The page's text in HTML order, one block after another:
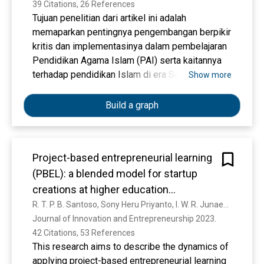
39 Citations, 26 References
Tujuan penelitian dari artikel ini adalah
memaparkan pentingnya pengembangan berpikir
kritis dan implementasinya dalam pembelajaran
Pendidikan Agama Islam (PAI) serta kaitannya
terhadap pendidikan Islam di era Society 5.0
kritis yang digunakan adalah teori belajar
Taksonomi Bloom. Pendekatan penelitian
menggunakan penelitian kepustakaan (library
analysis). Sumber data berasal dari jurnal
maupun buku dalam bidang pendidikan Islam
dan pengembangan berpikir kritis menggunakan
konsep taksonomi bloom. Pengumpulan data
dilakukan dengan cara mengumpulkan reverensi
terkait, baik secara manual maupun secara
digital. Setelah data tersebut terkumpul
kemudian dilakukan display, reduksi dan
Show more
Build a graph
Project-based entrepreneurial learning
(PBEL): a blended model for startup
creations at higher education
institutions
Journal of Innovation and Entrepreneurship 2023.
42 Citations, 53 References
This research aims to describe the dynamics of
applying project-based entrepreneurial learning